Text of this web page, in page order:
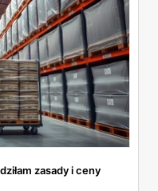
zasady i ceny